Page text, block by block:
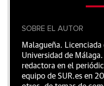
SOBRE EL AUTOR
Malagueña.
Universidad de
redactora en el
equipo de SUR.es en